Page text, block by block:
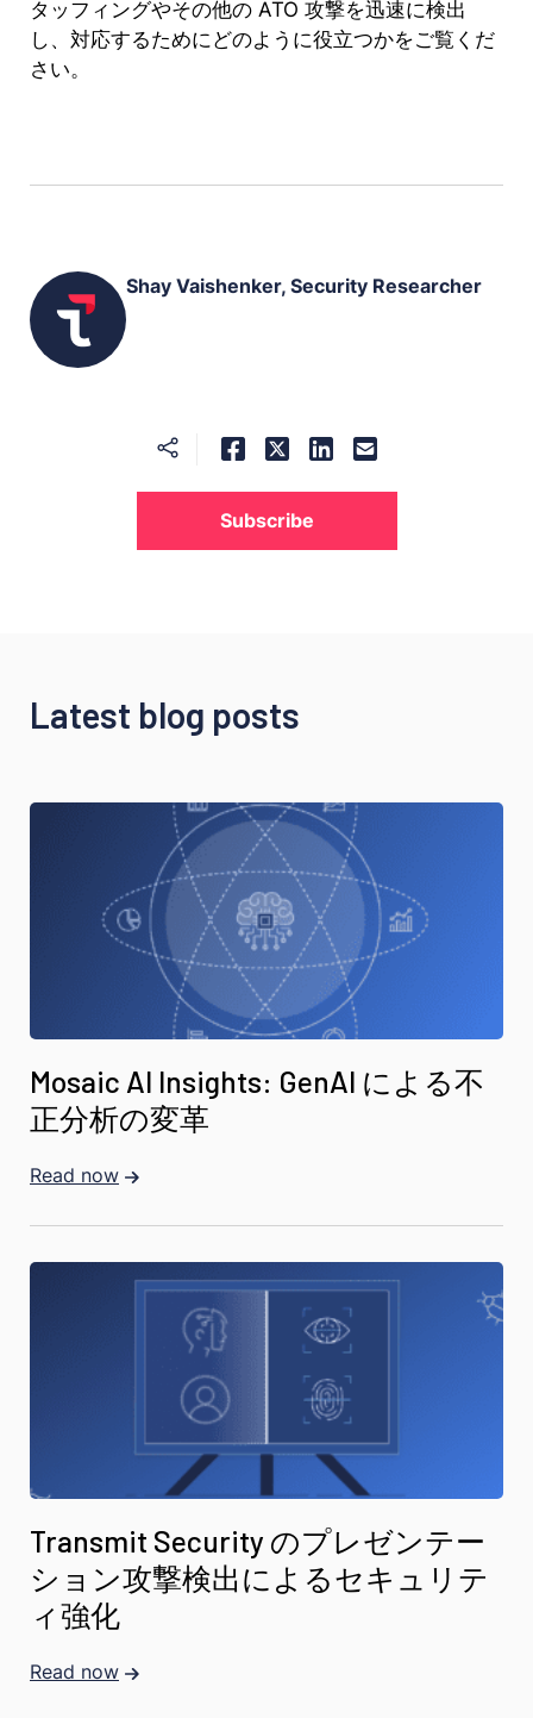
タッフィングやその他の ATO 攻撃を迅速に検出
し、対応するためにどのように役立つかをご覧くだ
さい。
Shay Vaishenker, Security Researcher
Subscribe
Latest blog posts
Mosaic AI Insights: GenAI による不
正分析の変革
Read now
Transmit Security のプレゼンテー
ション攻撃検出によるセキュリテ
ィ強化
Read now